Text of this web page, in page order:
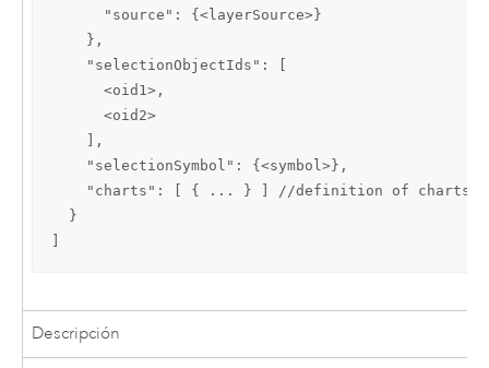
      "source": {<layerSource>}
    },
    "selectionObjectIds": [
      <oid1>,
      <oid2>
    ],
    "selectionSymbol": {<symbol>},
    "charts": [ { ... } ] //definition of charts
  }
Descripción